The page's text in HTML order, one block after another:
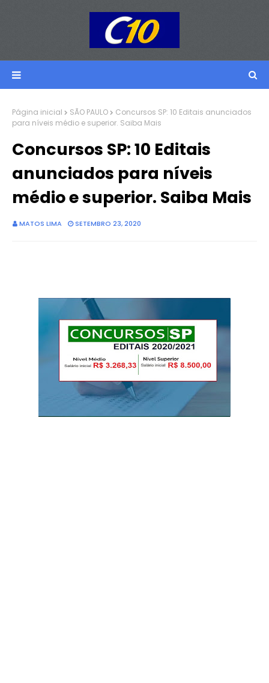
Página inicial SÃO PAULO
Concursos SP: 10 Editais anunciados
para níveis médio e superior. Saiba Mais
Concursos SP: 10 Editais
anunciados para níveis
médio e superior. Saiba Mais
MATOS LIMA SETEMBRO 23, 2020